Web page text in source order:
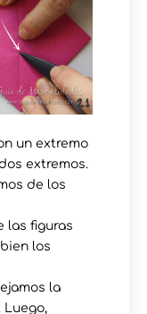
un extremo
extremos.
de los
las figuras
los
la